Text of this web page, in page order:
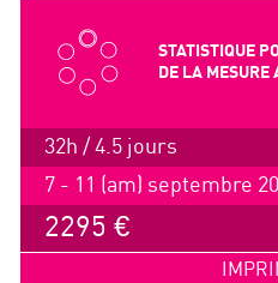
STATISTIQUE
DE LA MESURE
32h / 4.5 jours
7 - 11 (am) septembre
2295 €